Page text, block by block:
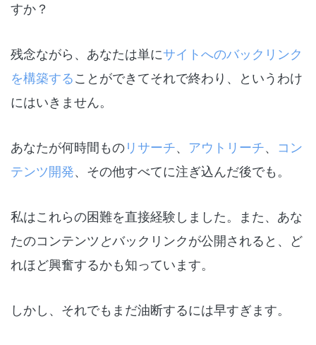
すか？
残念ながら、あなたは単にサイトへのバックリンク
を構築することができてそれで終わり、というわけ
にはいきません。
あなたが何時間ものリサーチ、 アウトリーチ、 コン
テンツ開発、その他すべてに注ぎ込んだ後でも。
私はこれらの困難を直接経験しました。また、あな
たのコンテンツとバックリンクが公開されると、ど
れほど興奮するかも知っています。
しかし、それでもまだ油断するには早すぎます。